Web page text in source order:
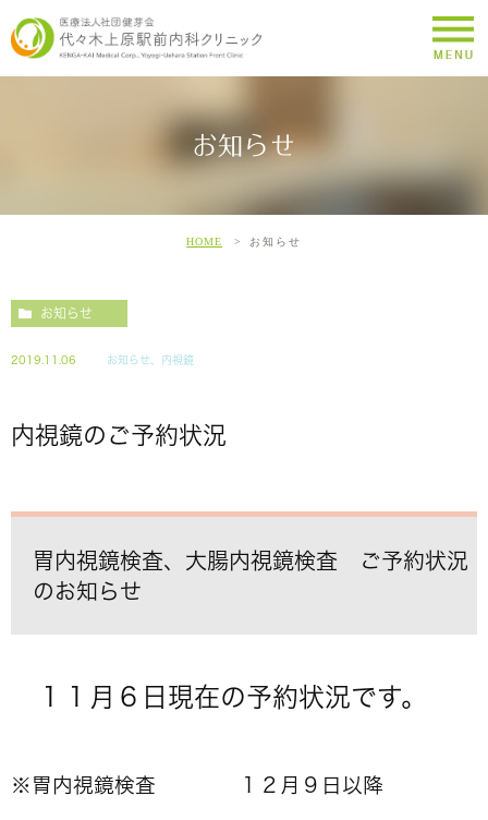
お知らせ
HOME お知らせ
お知らせ
2019.11.06 お知らせ、内視鏡
内視鏡のご予約状況
胃内視鏡検査、大腸内視鏡検査 ご予約状況
のお知らせ
１１月６日現在の予約状況です。
※胃内視鏡検査 １２月９日以降